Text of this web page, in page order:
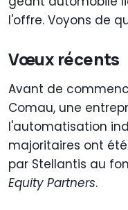
l'offre. Voyons de
Vœux récents
Avant de
Comau, une
l'automatisation
majoritaires ont
par Stellantis au
Equity Partners.